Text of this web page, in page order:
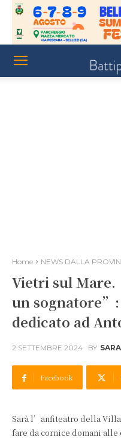
Home NEWS DALLA
Vietri sul
un
dedicato ad
2 SETTEMBRE 2024 BY
Facebook
Sarà l’anfiteatro della
fare da cornice domani alle